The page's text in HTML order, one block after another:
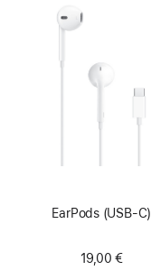
EarPods (USB-C)
19,00 €